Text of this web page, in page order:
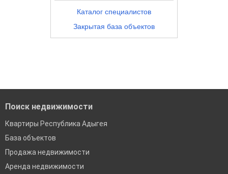
Каталог специалистов
Закрытая база объектов
Поиск недвижимости
Квартиры Республика Адыгея
База объектов
Продажа недвижимости
Аренда недвижимости